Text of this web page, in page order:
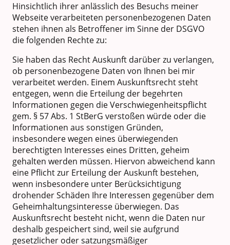
Hinsichtlich ihrer anlässlich des Besuchs meiner
Webseite verarbeiteten personenbezogenen Daten
stehen ihnen als Betroffener im Sinne der DSGVO
die folgenden Rechte zu:
Sie haben das Recht Auskunft darüber zu verlangen,
ob personenbezogene Daten von Ihnen bei mir
verarbeitet werden. Einem Auskunftsrecht steht
entgegen, wenn die Erteilung der begehrten
Informationen gegen die Verschwiegenheitspflicht
gem. § 57 Abs. 1 StBerG verstoßen würde oder die
Informationen aus sonstigen Gründen,
insbesondere wegen eines überwiegenden
berechtigten Interesses eines Dritten, geheim
gehalten werden müssen. Hiervon abweichend kann
eine Pflicht zur Erteilung der Auskunft bestehen,
wenn insbesondere unter Berücksichtigung
drohender Schäden Ihre Interessen gegenüber dem
Geheimhaltungsinteresse überwiegen. Das
Auskunftsrecht besteht nicht, wenn die Daten nur
deshalb gespeichert sind, weil sie aufgrund
gesetzlicher oder satzungsmäßiger